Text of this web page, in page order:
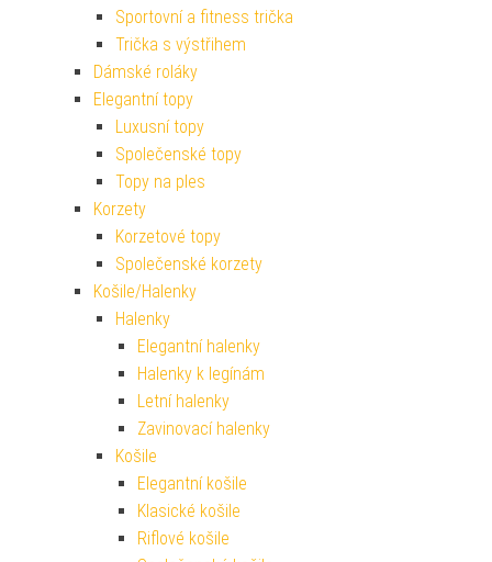
Sportovní a fitness trička
Trička s výstřihem
Dámské roláky
Elegantní topy
Luxusní topy
Společenské topy
Topy na ples
Korzety
Korzetové topy
Společenské korzety
Košile/Halenky
Halenky
Elegantní halenky
Halenky k legínám
Letní halenky
Zavinovací halenky
Košile
Elegantní košile
Klasické košile
Riflové košile